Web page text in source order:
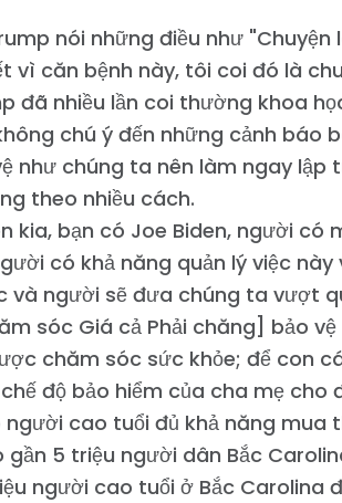
nói những điều như
vì căn bệnh này, tôi coi đó là
đã nhiều lần coi thường khoa
chú ý đến những cảnh báo
như chúng ta nên làm ngay lập
theo nhiều cách.
kia, bạn có Joe Biden, người có
có khả năng quản lý việc
và người sẽ đưa chúng ta vượt
sóc Giá cả Phải chăng] bảo
chăm sóc sức khỏe; để con
độ bảo hiểm của cha mẹ cho
người cao tuổi đủ khả năng mua
gần 5 triệu người dân Bắc
người cao tuổi ở Bắc Carolina